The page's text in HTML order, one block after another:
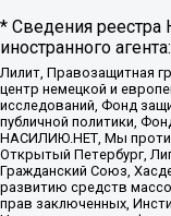
* Сведения
иностранного агента:
Лилит, Правозащитная
центр немецкой и
исследований, Фонд
публичной политики,
НАСИЛИЮ.НЕТ, Мы
Открытый Петербург,
Гражданский Союз,
развитию средств
прав заключенных,